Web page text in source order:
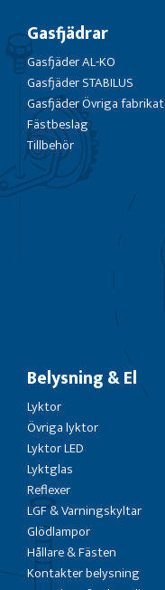
Gasfjädrar
Gasfjäder AL-KO
Gasfjäder STABILUS
Gasfjäder Övriga fabrikat
Fästbeslag
Tillbehör
Belysning & El
Lyktor
Övriga lyktor
Lyktor LED
Lyktglas
Reflexer
LGF & Varningskyltar
Glödlampor
Hållare & Fästen
Kontakter belysning